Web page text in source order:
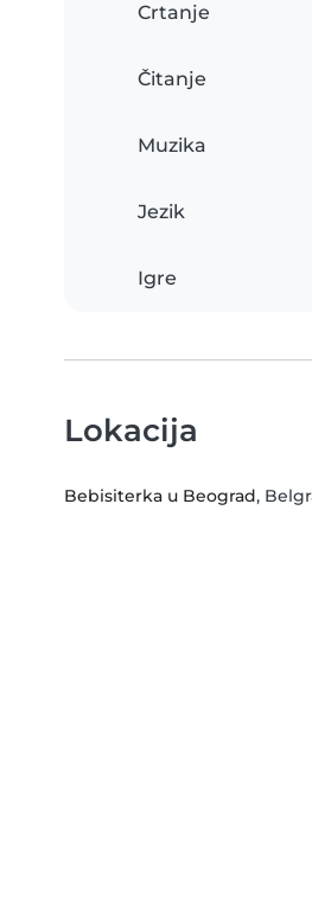
Crtanje
Čitanje
Muzika
Jezik
Igre
Lokacija
Bebisiterka u Beograd,